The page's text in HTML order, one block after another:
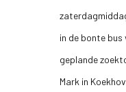
in de bonte bus
geplande
Mark in